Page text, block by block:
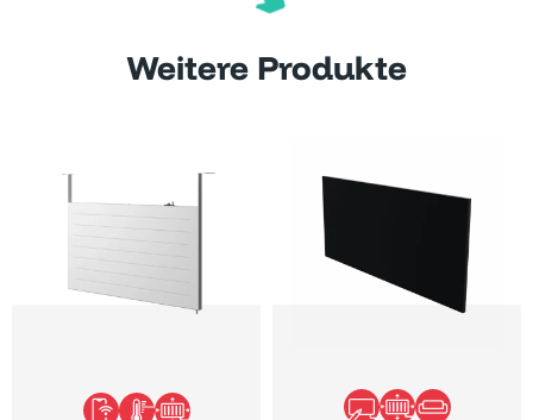
Weitere Produkte